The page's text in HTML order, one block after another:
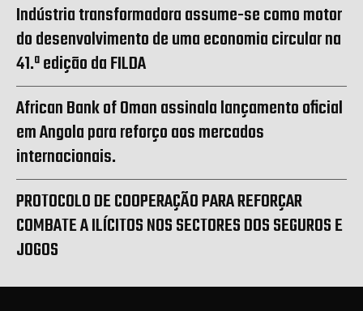
Indústria transformadora assume-se como motor
do desenvolvimento de uma economia circular na
41.ª edição da FILDA
African Bank of Oman assinala lançamento oficial
em Angola para reforço aos mercados
internacionais.
PROTOCOLO DE COOPERAÇÃO PARA REFORÇAR
COMBATE A ILÍCITOS NOS SECTORES DOS SEGUROS E
JOGOS